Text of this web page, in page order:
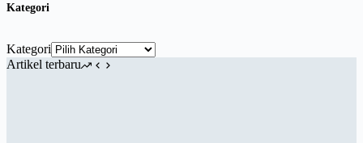
Kategori
Kategori
Artikel terbaru